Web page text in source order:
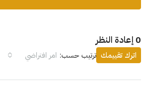
0 إعادة النظر
ترتيب حسب: امر افتراضي اترك تقييمك